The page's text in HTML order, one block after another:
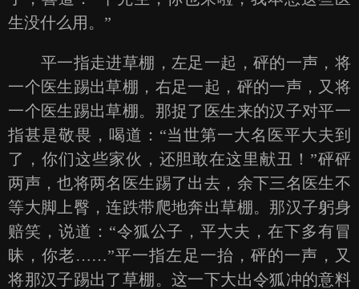
生没什么用。”
平一指走进草棚，左足一起，砰的一声，将
一个医生踢出草棚，右足一起，砰的一声，又将
一个医生踢出草棚。那捉了医生来的汉子对平一
指甚是敬畏，喝道：“当世第一大名医平大夫到
了，你们这些家伙，还胆敢在这里献丑！”砰砰
两声，也将两名医生踢了出去，余下三名医生不
等大脚上臀，连跌带爬地奔出草棚。那汉子躬身
赔笑，说道：“令狐公子，平大夫，在下多有冒
昧，你老……”平一指左足一抬，砰的一声，又
将那汉子踢出了草棚。这一下大出令狐冲的意料